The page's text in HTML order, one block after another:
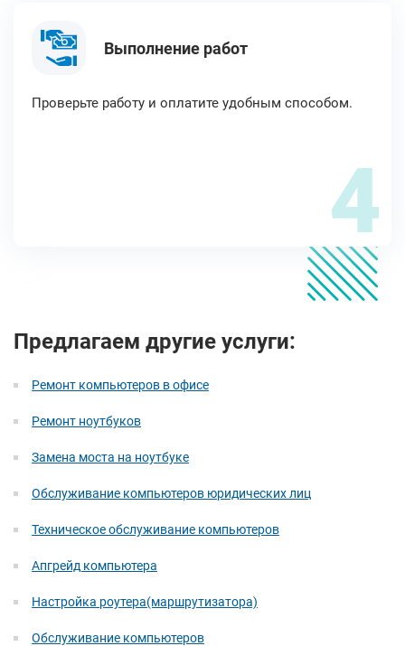
Выполнение работ
Проверьте работу и оплатите удобным способом.
4
Предлагаем другие услуги:
Ремонт компьютеров в офисе
Ремонт ноутбуков
Замена моста на ноутбуке
Обслуживание компьютеров юридических лиц
Техническое обслуживание компьютеров
Апгрейд компьютера
Настройка роутера(маршрутизатора)
Обслуживание компьютеров